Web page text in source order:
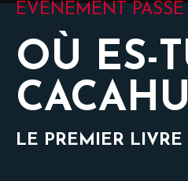
ÉVÉNEMENT PASSÉ
OÙ ES-
LE PREMIER